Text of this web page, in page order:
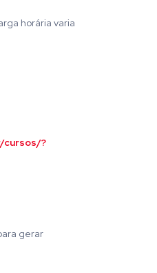
horária varia
cursos/?
gerar